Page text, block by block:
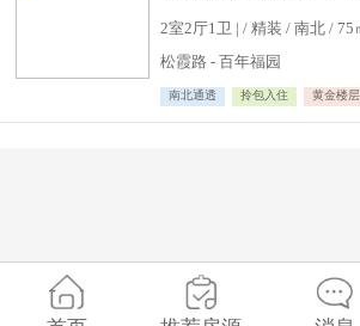
2室2厅1卫 | / 精装 / 南北 / 75
松霞路 - 百年福园
南北通透 拎包入住 黄金楼层